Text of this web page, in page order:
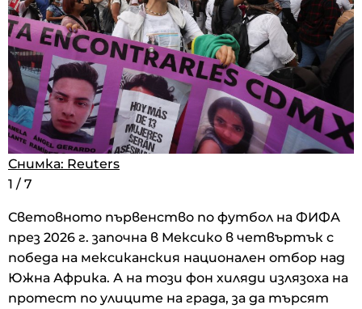
Снимка: Reuters
1 / 7
Снимка: Reuters
1 / 7
Снимка: Reuters
1 / 7
Световното първенство по футбол на ФИФА
през 2026 г. започна в Мексико в четвъртък с
победа на мексиканския национален отбор над
Южна Африка. А на този фон хиляди излязоха на
протест по улиците на града, за да търсят